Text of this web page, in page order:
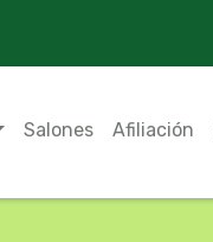
Salones Afiliación